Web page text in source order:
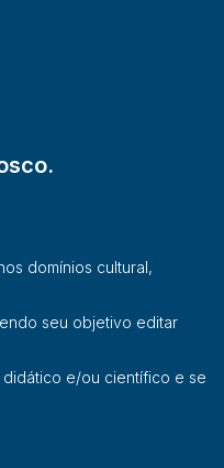
domínios cultural,
seu objetivo editar
e/ou científico e se